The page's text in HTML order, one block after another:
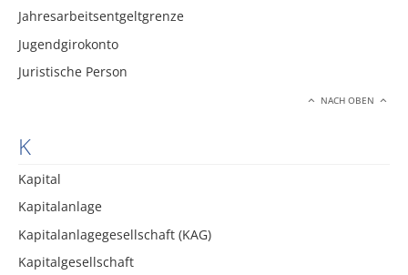
Jahresarbeitsentgeltgrenze
Jugendgirokonto
Juristische Person
NACH OBEN
K
Kapital
Kapitalanlage
Kapitalanlagegesellschaft (KAG)
Kapitalgesellschaft